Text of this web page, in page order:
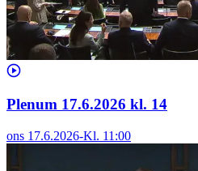
Plenum 17.6.2026 kl. 14
ons 17.6.2026-Kl. 11:00